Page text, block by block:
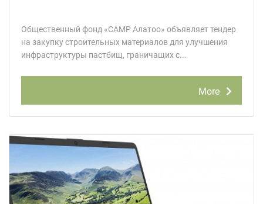
Общественный фонд «САМР Алатоо» объявляет тендер
на закупку строительных материалов для улучшения
инфраструктуры пастбищ, граничащих с...
More